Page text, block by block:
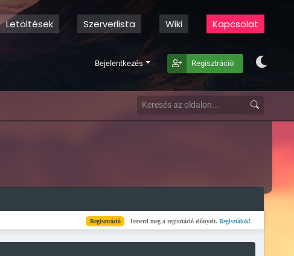
Letöltések Szerverlista Wiki Kapcsolat
Bejelentkezés Regisztráció
Regisztráció Ismerd meg a regisztáció előnyeit.Regisztálok! Kész